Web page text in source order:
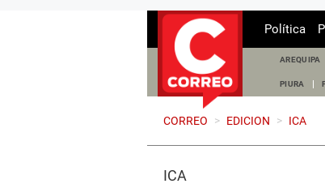
Política
AREQUIPA
PIURA
CORREO > EDICION > ICA
ICA